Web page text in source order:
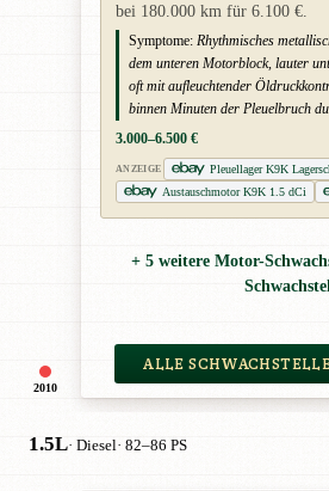
2010
bei 180.000 km für 6.100 €.
Symptome: Rhythmisches
dem unteren Motorblock, lauter
oft mit aufleuchtender
binnen Minuten der Pleuelbruch
3.000–6.500 €
ANZEIGE
Pleuellager K9K
Austauschmotor K9K 1.5 dCi
+ 5 weitere Motor-
ALLE
1.5L· Diesel· 82–86 PS